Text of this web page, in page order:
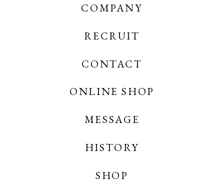
COMPANY
RECRUIT
OGAWA COFFEE
OGAWA COFFEE CREATES
CONTACT
ONLINE SHOP
OGAWA COFFEE ONLINE SHOP
OGAWA COFFEE LABORATORY ONLINE
小川珈琲業務用オンラインショップ
MESSAGE
HISTORY
SHOP